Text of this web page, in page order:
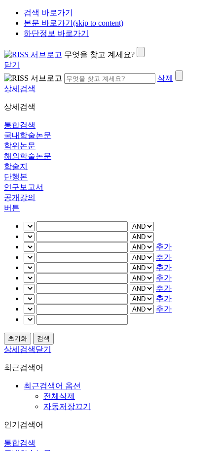
검색 바로가기
본문 바로가기(skip to content)
하단정보 바로가기
무엇을 찾고 계세요?
닫기
삭제
상세검색
상세검색
통합검색
국내학술논문
학위논문
해외학술논문
학술지
단행본
연구보고서
공개강의
버튼
추가
추가
추가
추가
추가
추가
추가
상세검색닫기
최근검색어
최근검색어 옵션
전체삭제
자동저장끄기
인기검색어
통합검색